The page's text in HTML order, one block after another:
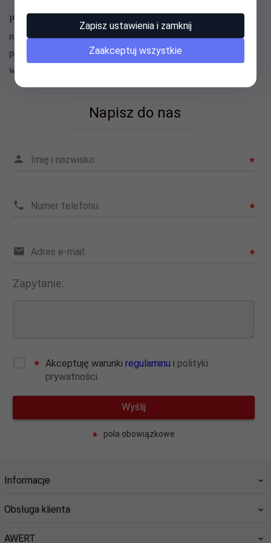
Prosimy o wpisywanie w tytule przelewu swojego nazwiska i
numeru zamówienia, to znacznie przyśpiesza rozpoznanie
płatności. Brak tych danych powoduje trudności z ustaleniem
wpłacającego przez co znacznie wydłuża się termin wysyłki.
Napisz do nas
*
Imię i nazwisko:
*
Numer telefonu:
*
Adres e-mail:
Zapytanie:
* Akceptuję warunki regulaminu i polityki
prywatności.
Wyślij
* pola obowiązkowe
Informacje
Obsługa klienta
AWERT
Zapisz ustawienia i zamknij
Zaakceptuj wszystkie